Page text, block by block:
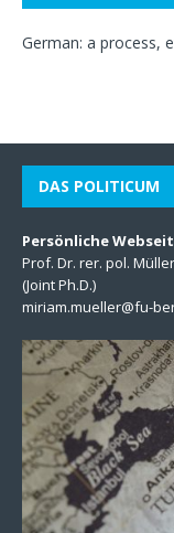
German: a process,
DAS POLITICUM
Persönliche
Prof. Dr. rer. pol.
(Joint Ph.D.)
miriam.mueller@fu-